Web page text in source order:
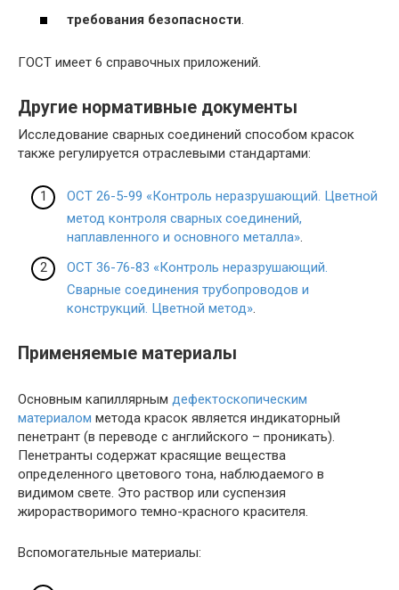
требования безопасности
ГОСТ имеет 6 справочных приложений.
Другие нормативные документы
Исследование сварных соединений способом красок
также регулируется отраслевыми стандартами:
ОСТ 26-5-99 «Контроль неразрушающий. Цветной
метод контроля сварных соединений,
наплавленного и основного металла».
ОСТ 36-76-83 «Контроль неразрушающий.
Сварные соединения трубопроводов и
конструкций. Цветной метод»
Применяемые материалы
Основным капиллярным дефектоскопическим
материалом метода красок является индикаторный
пенетрант (в переводе с английского – проникать).
Пенетранты содержат красящие вещества
определенного цветового тона, наблюдаемого в
видимом свете. Это раствор или суспензия
жирорастворимого темно-красного красителя.
Вспомогательные материалы: